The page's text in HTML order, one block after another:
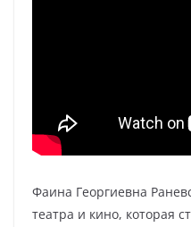
Фаина Георгиевна
театра и кино, которая